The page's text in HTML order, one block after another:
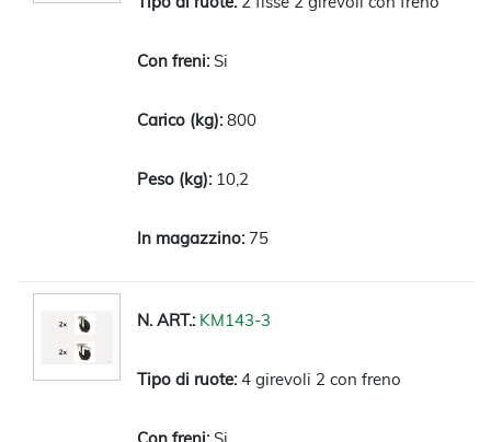
Si
800
10,2
75
KM143-3
4 girevoli 2 con freno